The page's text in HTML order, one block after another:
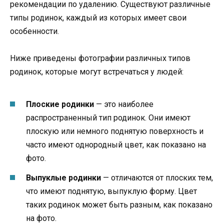
рекомендации по удалению. Существуют различные
типы родинок, каждый из которых имеет свои
особенности.
Ниже приведены фотографии различных типов
родинок, которые могут встречаться у людей:
Плоские родинки — это наиболее
распространенный тип родинок. Они имеют
плоскую или немного поднятую поверхность и
часто имеют однородный цвет, как показано на
фото.
Выпуклые родинки — отличаются от плоских тем,
что имеют поднятую, выпуклую форму. Цвет
таких родинок может быть разным, как показано
на фото.